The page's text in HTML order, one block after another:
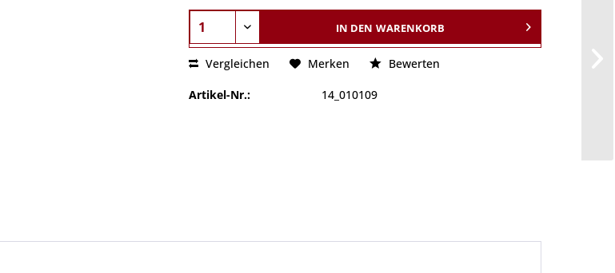
IN DEN WARENKORB
Vergleichen Merken Bewerten
Artikel-Nr.: 14_010109